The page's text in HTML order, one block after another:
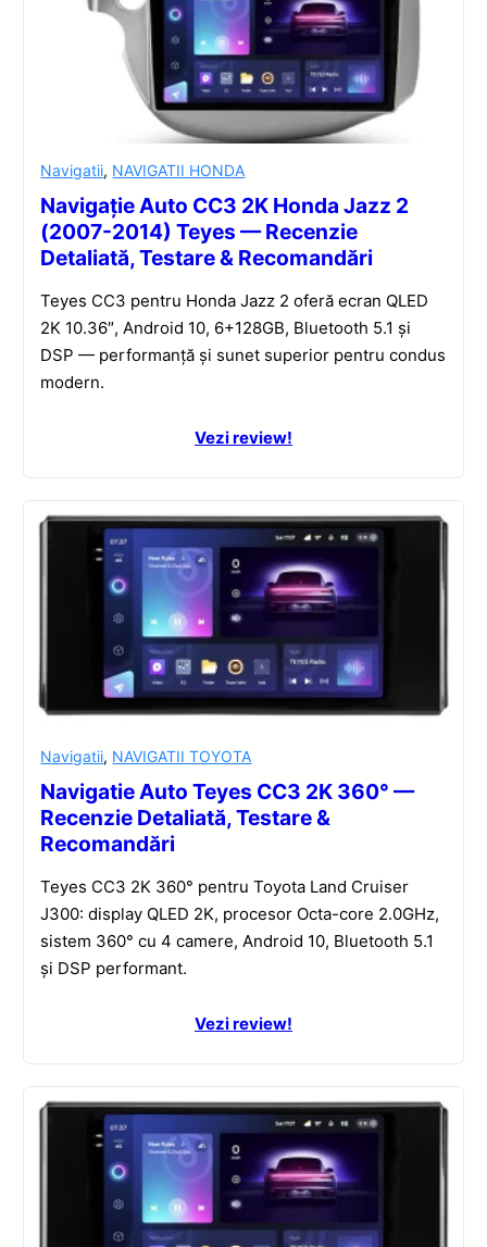
Navigatii, NAVIGATII HONDA
Navigație Auto CC3 2K Honda Jazz 2
(2007-2014) Teyes — Recenzie
Detaliată, Testare & Recomandări
Teyes CC3 pentru Honda Jazz 2 oferă ecran QLED
2K 10.36″, Android 10, 6+128GB, Bluetooth 5.1 și
DSP — performanță și sunet superior pentru condus
modern.
Vezi review!
Navigatii, NAVIGATII TOYOTA
Navigatie Auto Teyes CC3 2K 360° —
Recenzie Detaliată, Testare &
Recomandări
Teyes CC3 2K 360° pentru Toyota Land Cruiser
J300: display QLED 2K, procesor Octa-core 2.0GHz,
sistem 360° cu 4 camere, Android 10, Bluetooth 5.1
și DSP performant.
Vezi review!